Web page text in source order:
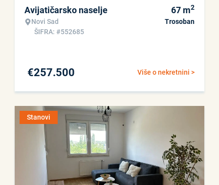
Avijatičarsko naselje
Novi Sad
ŠIFRA: #552685
67 m2
Trosoban
Više o nekretnini >
€257.500
Stanovi